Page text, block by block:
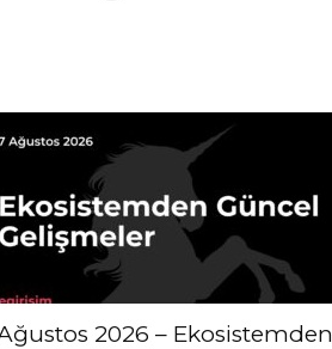
2026 – Ekosistemden